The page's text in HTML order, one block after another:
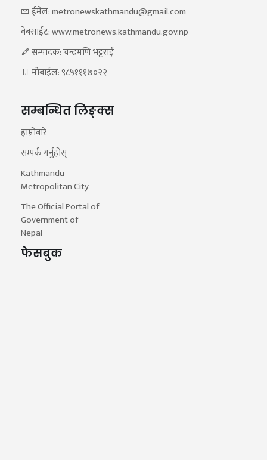
ईमेल: metronewskathmandu@gmail.com
वेबसाईट: www.metronews.kathmandu.gov.np
सम्पादक: चन्द्रमणि भट्टराई
मोबाईल: ९८५१११७०२२
सम्बन्धित लिङ्क्स
हाम्रोबारे
सम्पर्क गर्नुहोस्
Kathmandu
Metropolitan City
The Official Portal of
Government of
Nepal
फेसबुक